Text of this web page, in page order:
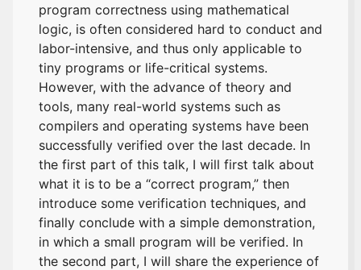
program correctness using mathematical
logic, is often considered hard to conduct and
labor-intensive, and thus only applicable to
tiny programs or life-critical systems.
However, with the advance of theory and
tools, many real-world systems such as
compilers and operating systems have been
successfully verified over the last decade. In
the first part of this talk, I will first talk about
what it is to be a “correct program,” then
introduce some verification techniques, and
finally conclude with a simple demonstration,
in which a small program will be verified. In
the second part, I will share the experience of